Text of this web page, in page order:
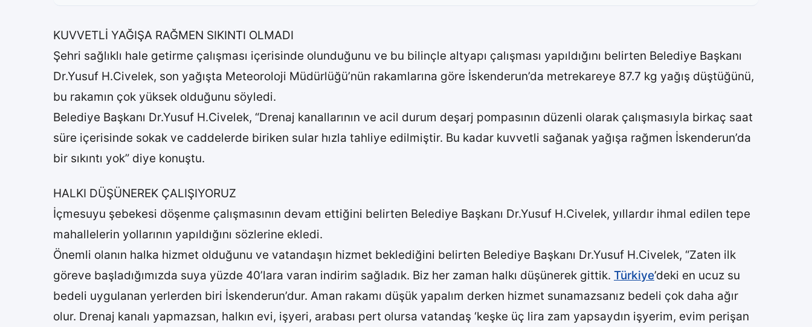
KUVVETLİ YAĞIŞA RAĞMEN SIKINTI OLMADI
Şehri sağlıklı hale getirme çalışması içerisinde olunduğunu ve bu bilinçle altyapı çalışması yapıldığını belirten Belediye Başkanı
Dr.Yusuf H.Civelek, son yağışta Meteoroloji Müdürlüğü’nün rakamlarına göre İskenderun’da metrekareye 87.7 kg yağış düştüğünü,
bu rakamın çok yüksek olduğunu söyledi.
Belediye Başkanı Dr.Yusuf H.Civelek, “Drenaj kanallarının ve acil durum deşarj pompasının düzenli olarak çalışmasıyla birkaç saat
süre içerisinde sokak ve caddelerde biriken sular hızla tahliye edilmiştir. Bu kadar kuvvetli sağanak yağışa rağmen İskenderun’da
bir sıkıntı yok” diye konuştu.
HALKI DÜŞÜNEREK ÇALIŞIYORUZ
İçmesuyu şebekesi döşenme çalışmasının devam ettiğini belirten Belediye Başkanı Dr.Yusuf H.Civelek, yıllardır ihmal edilen tepe
mahallelerin yollarının yapıldığını sözlerine ekledi.
Önemli olanın halka hizmet olduğunu ve vatandaşın hizmet beklediğini belirten Belediye Başkanı Dr.Yusuf H.Civelek, “Zaten ilk
göreve başladığımızda suya yüzde 40’lara varan indirim sağladık. Biz her zaman halkı düşünerek gittik. Türkiye’deki en ucuz su
bedeli uygulanan yerlerden biri İskenderun’dur. Aman rakamı düşük yapalım derken hizmet sunamazsanız bedeli çok daha ağır
olur. Drenaj kanalı yapmazsan, halkın evi, işyeri, arabası pert olursa vatandaş ‘keşke üç lira zam yapsaydın işyerim, evim perişan